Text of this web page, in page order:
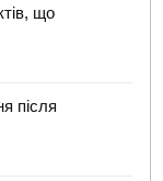
що
після